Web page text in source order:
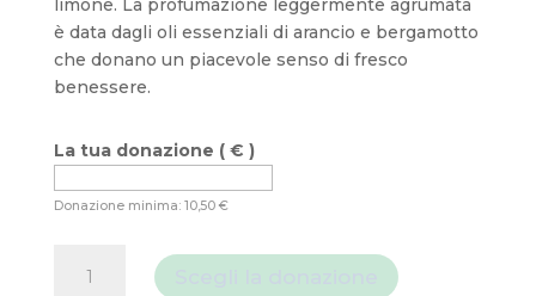
è data dagli oli essenziali di arancio e bergamotto
che donano un piacevole senso di fresco
benessere.
La tua donazione ( € )
Donazione minima: 10,50 €
doccia